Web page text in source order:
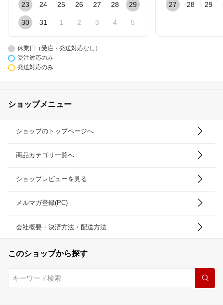
23 24 25 26 27 28 29
30 31 1 2 3 4 5
27 28 29
休業日（受注・発送対応なし）
受注対応のみ
発送対応のみ
ショップメニュー
ショップのトップページへ
商品カテゴリ一覧へ
ショップレビューを見る
メルマガ登録(PC)
会社概要・決済方法・配送方法
このショップから探す